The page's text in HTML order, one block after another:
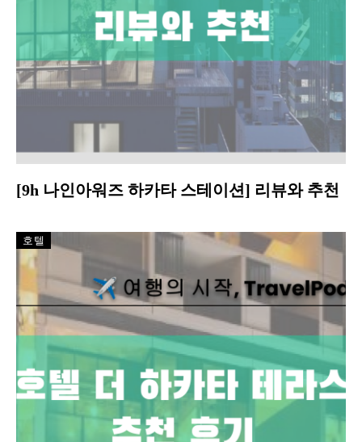
[9h 나인아워즈 하카타 스테이션] 리뷰와 추천
호텔